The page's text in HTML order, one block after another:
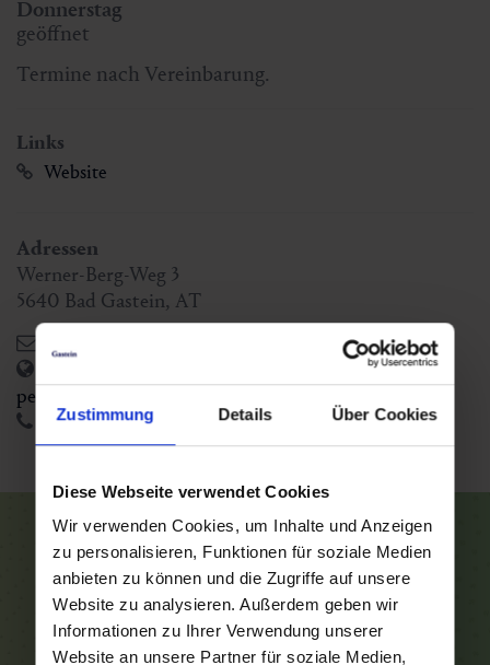
Zustimmung Details Über Cookies
Diese Webseite verwendet Cookies
Wir verwenden Cookies, um Inhalte und Anzeigen
zu personalisieren, Funktionen für soziale Medien
anbieten zu können und die Zugriffe auf unsere
Website zu analysieren. Außerdem geben wir
Informationen zu Ihrer Verwendung unserer
Website an unsere Partner für soziale Medien,
Donnerstag
geöffnet
Termine nach Vereinbarung.
Links
Website
Adressen
Werner-Berg-Weg 3
5640 Bad Gastein, AT
http://www.krisch-gastein.at/massageinstitut-
petra-krisch.html
+43 6434 2346